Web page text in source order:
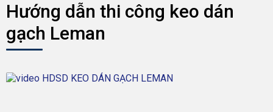
Hướng dẫn thi công keo dán
gạch Leman